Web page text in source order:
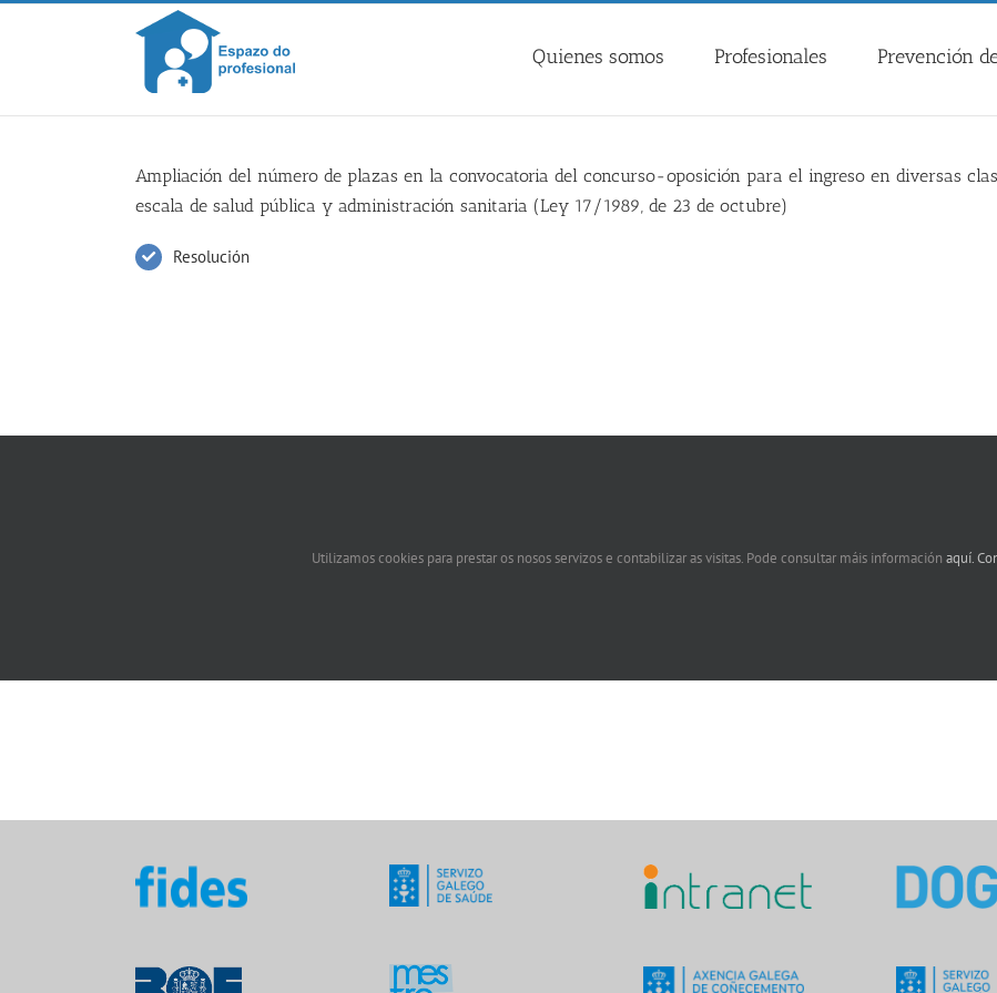
Skip
Quienes somos Profesionales Prevención
Ampliación del número de plazas en la convocatoria del concurso-oposición para el ingreso en diversas
escala de salud pública y administración sanitaria (Ley 17/1989, de 23 de octubre)
Resolución
Utilizamos cookies para prestar os nosos servizos e contabilizar as visitas. Pode consultar máis información aquí.